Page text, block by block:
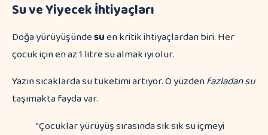
Su ve Yiyecek İhtiyaçları
Doğa yürüyüşündesuen kritik ihtiyaçlardan biri. Her
çocuk için en az 1 litre su almak iyi olur.
Yazın sıcaklarda su tüketimi artıyor. O yüzdenfazladan su
taşımakta fayda var.
"Çocuklar yürüyüş sırasında sık sık su içmeyi